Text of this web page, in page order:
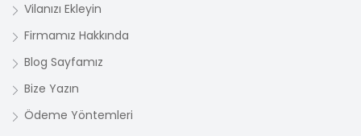
Vilanızı Ekleyin
Firmamız Hakkında
Blog Sayfamız
Bize Yazın
Ödeme Yöntemleri